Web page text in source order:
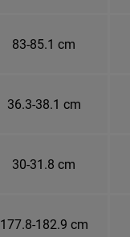
83-85.1 cm
36.3-38.1 cm
30-31.8 cm
177.8-182.9 cm